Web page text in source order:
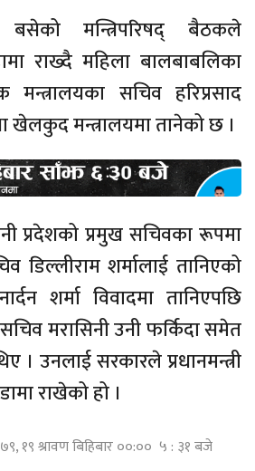
मन्त्रिपरिषद् बैठकले
राख्दै महिला बालबाबलिका
मन्त्रालयका सचिव हरिप्रसाद
खेलकुद मन्त्रालयमा तानेको छ ।
प्रदेशको प्रमुख सचिवका रूपमा
डिल्लीराम शर्मालाई तानिएको
शर्मा विवादमा तानिएपछि
मरासिनी उनी फर्किदा समेत
। उनलाई सरकारले प्रधानमन्त्री
राखेको हो ।
१९ श्रावण बिहिबार ००:०० ५ : ३१ बजे